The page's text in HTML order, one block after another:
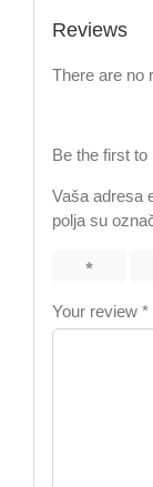
Reviews
There are no
Be the first to
Vaša adresa
polja su
Your review *